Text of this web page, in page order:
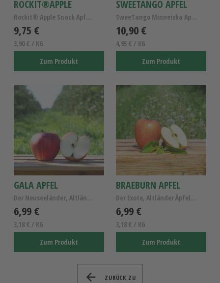
ROCKIT®APPLE
Rockit® Apple Snack Apfel Kl. I
9,75 €
3,90 € / KG
Zum Produkt
SWEETANGO APFEL
SweeTango Minneiska Apfel , Apfel aus dem Alten La...
10,90 €
4,95 € / KG
Zum Produkt
GALA APFEL
Der Neuseeländer, Altländer Äpfel Gala
6,99 €
3,18 € / KG
Zum Produkt
BRAEBURN APFEL
Der Exote, Altländer Äpfel Kl.I
6,99 €
3,18 € / KG
Zum Produkt
ZURÜCK ZU